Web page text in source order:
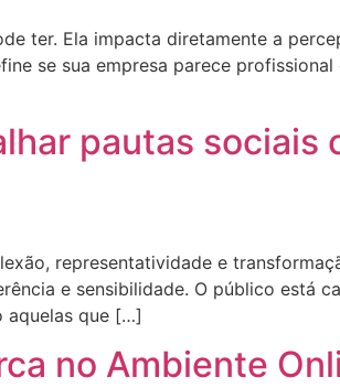
ter. Ela impacta diretamente a
se sua empresa parece
pautas sociais
representatividade e
e sensibilidade. O público está
aquelas que […]
no Ambiente